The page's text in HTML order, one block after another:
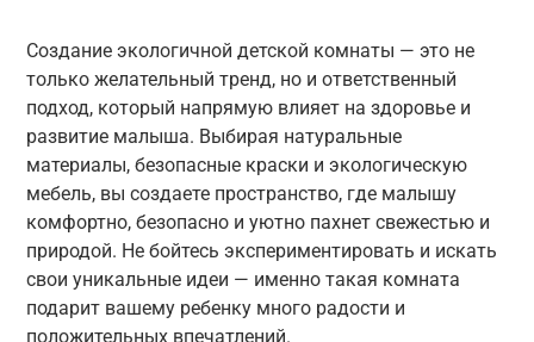
Создание экологичной детской комнаты — это не
только желательный тренд, но и ответственный
подход, который напрямую влияет на здоровье и
развитие малыша. Выбирая натуральные
материалы, безопасные краски и экологическую
мебель, вы создаете пространство, где малышу
комфортно, безопасно и уютно пахнет свежестью и
природой. Не бойтесь экспериментировать и искать
свои уникальные идеи — именно такая комната
подарит вашему ребенку много радости и
положительных впечатлений.